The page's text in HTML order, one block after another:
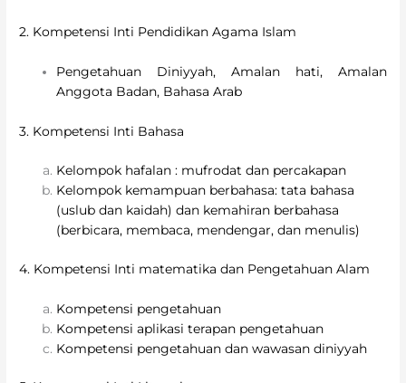
2. Kompetensi Inti Pendidikan Agama Islam
Pengetahuan Diniyyah, Amalan hati, Amalan
Anggota Badan, Bahasa Arab
3. Kompetensi Inti Bahasa
Kelompok hafalan : mufrodat dan percakapan
Kelompok kemampuan berbahasa: tata bahasa
(uslub dan kaidah) dan kemahiran berbahasa
(berbicara, membaca, mendengar, dan menulis)
4. Kompetensi Inti matematika dan Pengetahuan Alam
Kompetensi pengetahuan
Kompetensi aplikasi terapan pengetahuan
Kompetensi pengetahuan dan wawasan diniyyah